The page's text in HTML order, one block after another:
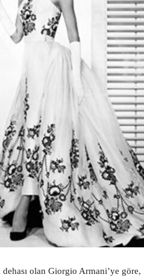
olan Giorgio Armani’ye göre,